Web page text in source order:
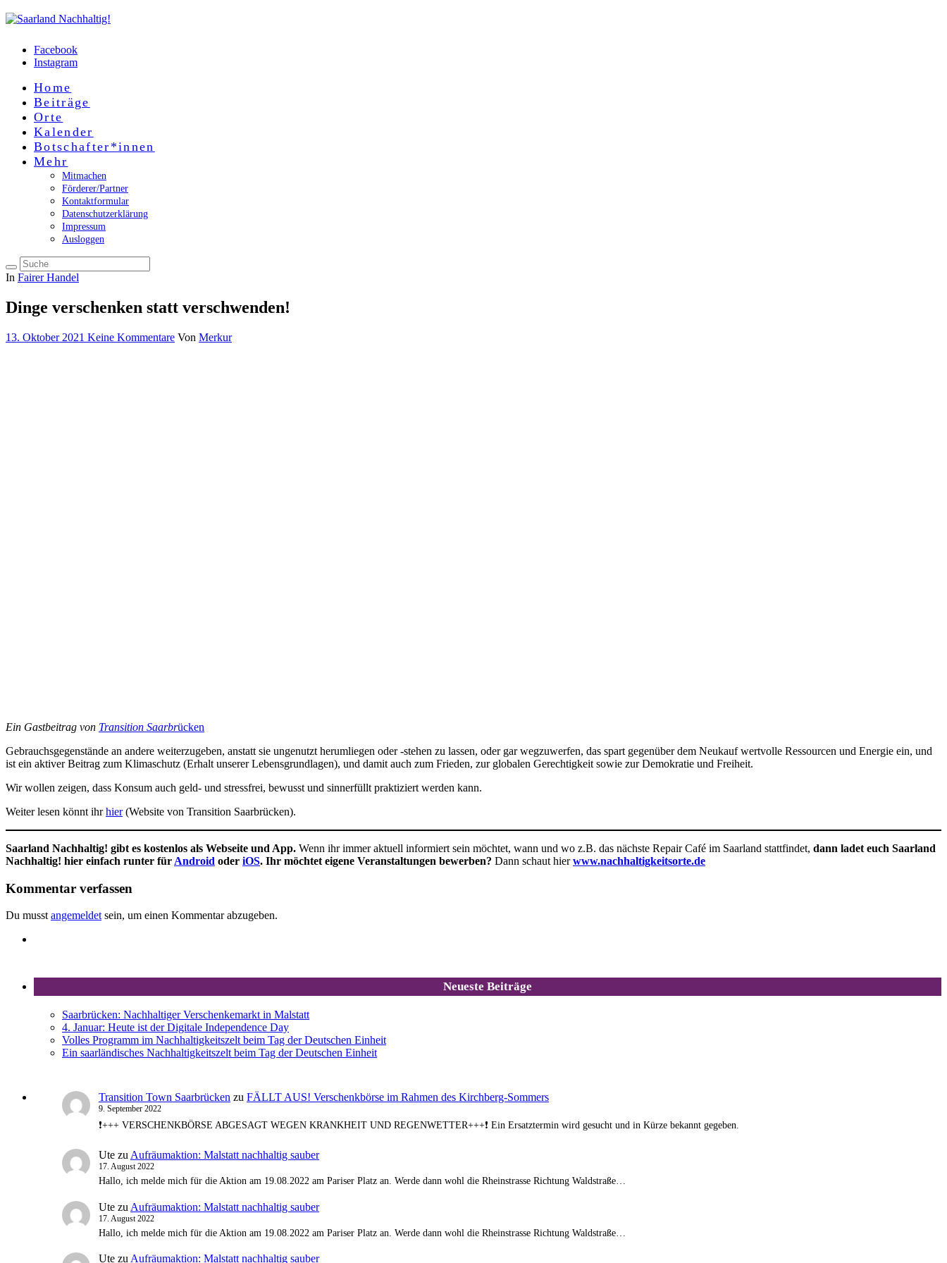
Facebook
Instagram
Home
Beiträge
Orte
Kalender
Botschafter*innen
Mehr
Mitmachen
Förderer/Partner
Kontaktformular
Datenschutzerklärung
Impressum
Ausloggen
In Fairer Handel
Dinge verschenken statt verschwenden!
13. Oktober 2021 Keine Kommentare Von Merkur
Ein Gastbeitrag von Transition Saarbrücken
Gebrauchsgegenstände an andere weiterzugeben, anstatt sie ungenutzt herumliegen oder -stehen zu lassen, oder gar wegzuwerfen, das spart gegenüber dem Neukauf wertvolle Ressourcen und Energie ein, und
ist ein aktiver Beitrag zum Klimaschutz (Erhalt unserer Lebensgrundlagen), und damit auch zum Frieden, zur globalen Gerechtigkeit sowie zur Demokratie und Freiheit.
Wir wollen zeigen, dass Konsum auch geld- und stressfrei, bewusst und sinnerfüllt praktiziert werden kann.
Weiter lesen könnt ihrhier(Website von Transition Saarbrücken).
Saarland Nachhaltig! gibt es kostenlos als Webseite und App. Wenn ihr immer aktuell informiert sein möchtet, wann und wo z.B. das nächste Repair Café im Saarland stattfindet, dann ladet euch Saarland
Nachhaltig! hier einfach runter für Android oder iOS. Ihr möchtet eigene Veranstaltungen bewerben? Dann schaut hier www.nachhaltigkeitsorte.de
Kommentar verfassen
Du musst angemeldet sein, um einen Kommentar abzugeben.
Neueste Beiträge
Saarbrücken: Nachhaltiger Verschenkemarkt in Malstatt
4. Januar: Heute ist der Digitale Independence Day
Volles Programm im Nachhaltigkeitszelt beim Tag der Deutschen Einheit
Ein saarländisches Nachhaltigkeitszelt beim Tag der Deutschen Einheit
Transition Town Saarbrücken zu FÄLLT AUS! Verschenkbörse im Rahmen des Kirchberg-Sommers
9. September 2022
❗️+++ VERSCHENKBÖRSE ABGESAGT WEGEN KRANKHEIT UND REGENWETTER+++❗️ Ein Ersatztermin wird gesucht und in Kürze bekannt gegeben.
Ute zu Aufräumaktion: Malstatt nachhaltig sauber
17. August 2022
Hallo, ich melde mich für die Aktion am 19.08.2022 am Pariser Platz an. Werde dann wohl die Rheinstrasse Richtung Waldstraße…
Ute zu Aufräumaktion: Malstatt nachhaltig sauber
17. August 2022
Hallo, ich melde mich für die Aktion am 19.08.2022 am Pariser Platz an. Werde dann wohl die Rheinstrasse Richtung Waldstraße…
Ute zu Aufräumaktion: Malstatt nachhaltig sauber